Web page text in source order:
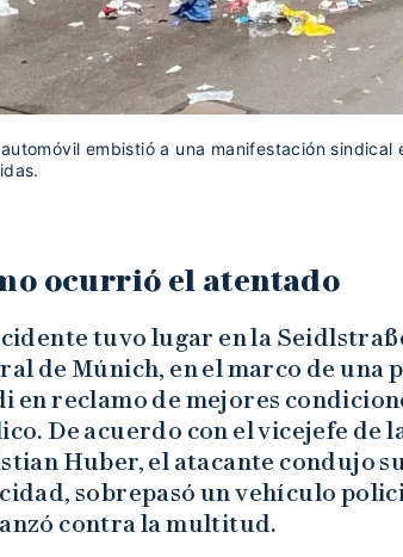
automóvil embistió a una manifestación
ocurrió el atentado
tuvo lugar en la
de Múnich, en el marco de una
en reclamo de mejores
De acuerdo con el vicejefe de
Huber, el atacante condujo
sobrepasó un vehículo
contra la multitud.